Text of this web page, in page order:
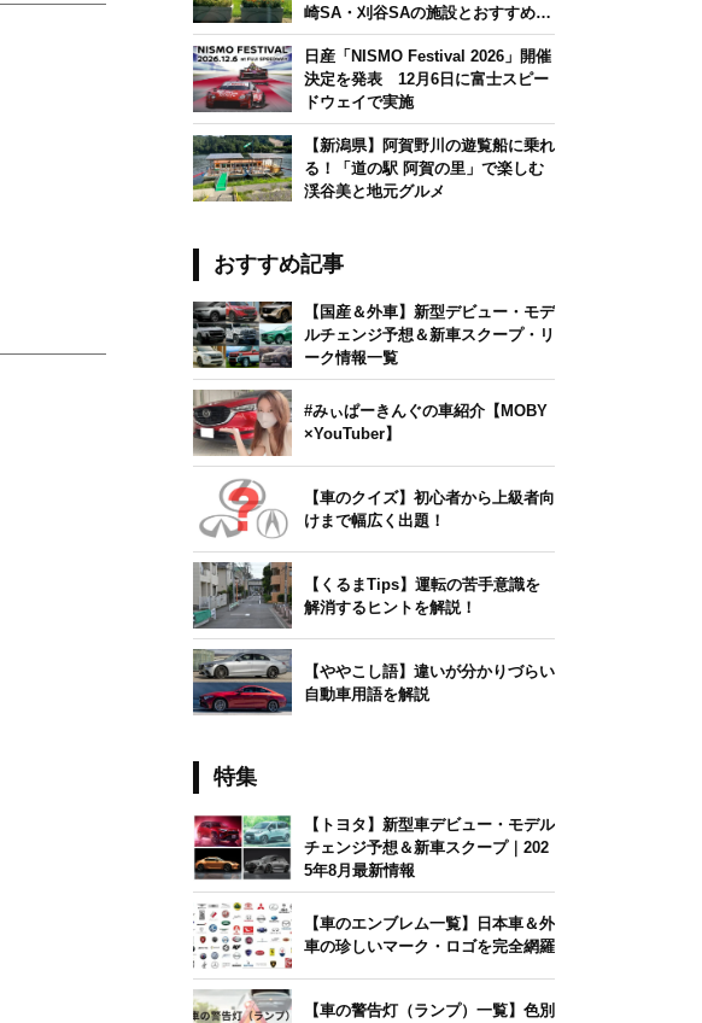
崎SA・刈谷SAの施設とおすすめグ
ルメを紹介
日産「NISMO Festival 2026」開催
決定を発表 12月6日に富士スピー
ドウェイで実施
【新潟県】阿賀野川の遊覧船に乗れ
る！「道の駅 阿賀の里」で楽しむ
渓谷美と地元グルメ
おすすめ記事
【国産＆外車】新型デビュー・モデ
ルチェンジ予想＆新車スクープ・リ
ーク情報一覧
#みぃぱーきんぐの車紹介【MOBY
×YouTuber】
【車のクイズ】初心者から上級者向
けまで幅広く出題！
【くるまTips】運転の苦手意識を
解消するヒントを解説！
【ややこし語】違いが分かりづらい
自動車用語を解説
特集
【トヨタ】新型車デビュー・モデル
チェンジ予想＆新車スクープ｜202
5年8月最新情報
【車のエンブレム一覧】日本車＆外
車の珍しいマーク・ロゴを完全網羅
【車の警告灯（ランプ）一覧】色別